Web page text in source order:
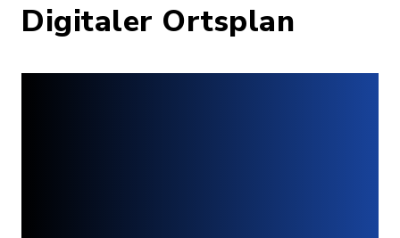
Digitaler Ortsplan